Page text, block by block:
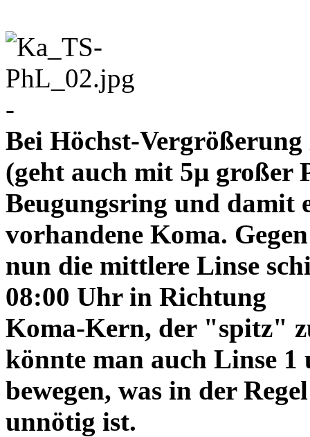
-
Bei Höchst-
(geht auch mit 5µ großer
Beugungsring und damit
vorhandene Koma.
nun die mittlere Linse
08:00 Uhr in Richtung
Koma-Kern, der "spitz"
könnte man auch Linse
bewegen, was in der Regel
unnötig ist.